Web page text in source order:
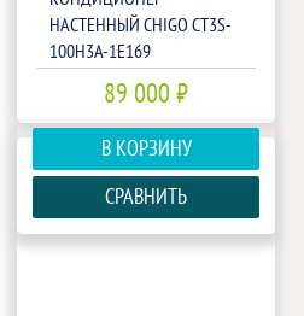
НАСТЕННЫЙ CHIGO CT3S-
100H3A-1E169
89 000 ₽
В КОРЗИНУ
СРАВНИТЬ